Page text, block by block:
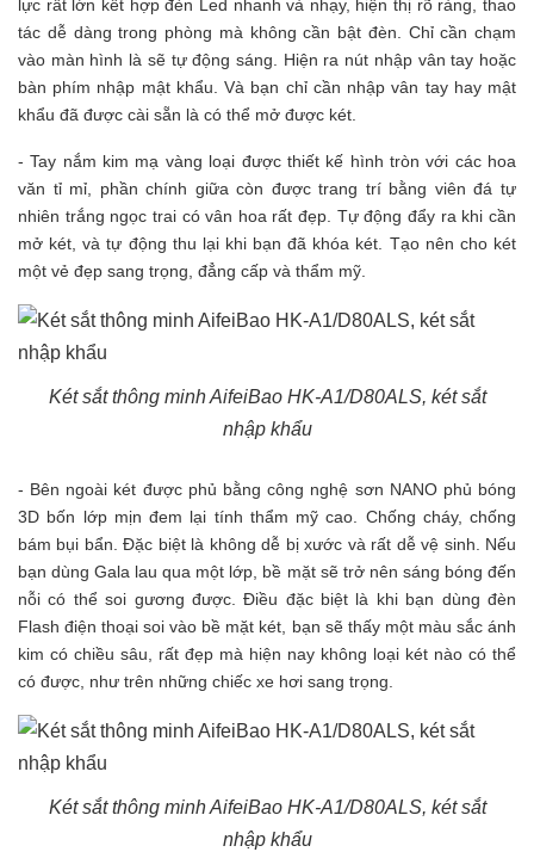
lực rất lớn kết hợp đèn Led nhanh và nhạy, hiện thị rõ ràng, thao
tác dễ dàng trong phòng mà không cần bật đèn. Chỉ cần chạm
vào màn hình là sẽ tự động sáng. Hiện ra nút nhập vân tay hoặc
bàn phím nhập mật khẩu. Và bạn chỉ cần nhập vân tay hay mật
khẩu đã được cài sẵn là có thể mở được két.
- Tay nắm kim mạ vàng loại được thiết kế hình tròn với các hoa
văn tỉ mỉ, phần chính giữa còn được trang trí bằng viên đá tự
nhiên trắng ngọc trai có vân hoa rất đẹp. Tự động đẩy ra khi cần
mở két, và tự động thu lại khi bạn đã khóa két. Tạo nên cho két
một vẻ đẹp sang trọng, đẳng cấp và thẩm mỹ.
Két sắt thông minh AifeiBao HK-A1/D80ALS, két sắt
nhập khẩu
- Bên ngoài két được phủ bằng công nghệ sơn NANO phủ bóng
3D bốn lớp mịn đem lại tính thẩm mỹ cao. Chống cháy, chống
bám bụi bẩn. Đặc biệt là không dễ bị xước và rất dễ vệ sinh. Nếu
bạn dùng Gala lau qua một lớp, bề mặt sẽ trở nên sáng bóng đến
nỗi có thể soi gương được. Điều đặc biệt là khi bạn dùng đèn
Flash điện thoại soi vào bề mặt két, bạn sẽ thấy một màu sắc ánh
kim có chiều sâu, rất đẹp mà hiện nay không loại két nào có thể
có được, như trên những chiếc xe hơi sang trọng.
Két sắt thông minh AifeiBao HK-A1/D80ALS, két sắt
nhập khẩu